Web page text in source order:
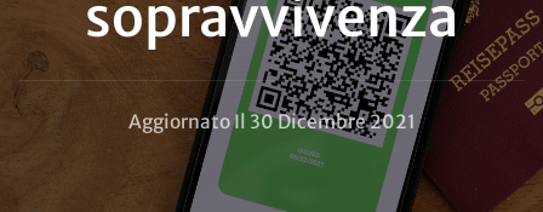
sopravvivenza
Aggiornato Il 30 Dicembre 2021